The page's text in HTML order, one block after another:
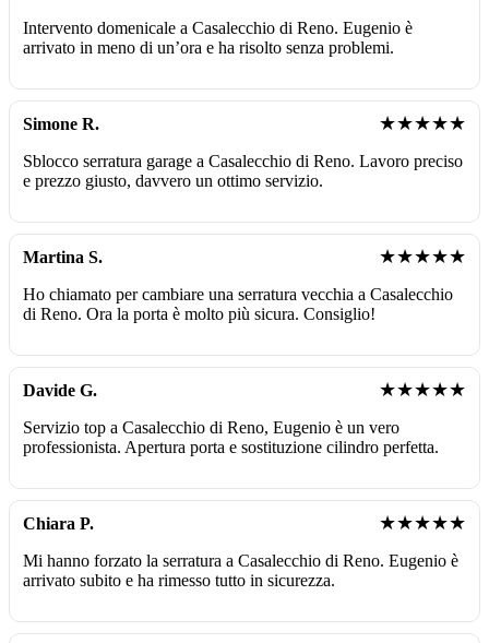
Intervento domenicale a Casalecchio di Reno. Eugenio è
arrivato in meno di un’ora e ha risolto senza problemi.
Simone R. ★★★★★
Sblocco serratura garage a Casalecchio di Reno. Lavoro preciso
e prezzo giusto, davvero un ottimo servizio.
Martina S. ★★★★★
Ho chiamato per cambiare una serratura vecchia a Casalecchio
di Reno. Ora la porta è molto più sicura. Consiglio!
Davide G. ★★★★★
Servizio top a Casalecchio di Reno, Eugenio è un vero
professionista. Apertura porta e sostituzione cilindro perfetta.
Chiara P. ★★★★★
Mi hanno forzato la serratura a Casalecchio di Reno. Eugenio è
arrivato subito e ha rimesso tutto in sicurezza.